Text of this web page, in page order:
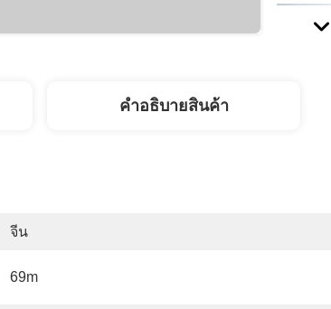
คําอธิบายสินค้า
จีน
69m